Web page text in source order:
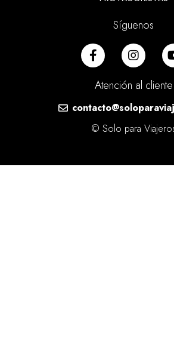
Síguenos
Atención al cliente
© Solo para